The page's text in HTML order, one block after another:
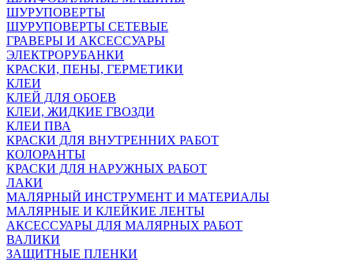
ШУРУПОВЕРТЫ
ШУРУПОВЕРТЫ СЕТЕВЫЕ
ГРАВЕРЫ И АКСЕССУАРЫ
ЭЛЕКТРОРУБАНКИ
КРАСКИ, ПЕНЫ, ГЕРМЕТИКИ
КЛЕИ
КЛЕЙ ДЛЯ ОБОЕВ
КЛЕИ, ЖИДКИЕ ГВОЗДИ
КЛЕИ ПВА
КРАСКИ ДЛЯ ВНУТРЕННИХ РАБОТ
КОЛОРАНТЫ
КРАСКИ ДЛЯ НАРУЖНЫХ РАБОТ
ЛАКИ
МАЛЯРНЫЙ ИНСТРУМЕНТ И МАТЕРИАЛЫ
МАЛЯРНЫЕ И КЛЕЙКИЕ ЛЕНТЫ
АКСЕССУАРЫ ДЛЯ МАЛЯРНЫХ РАБОТ
ВАЛИКИ
ЗАЩИТНЫЕ ПЛЕНКИ